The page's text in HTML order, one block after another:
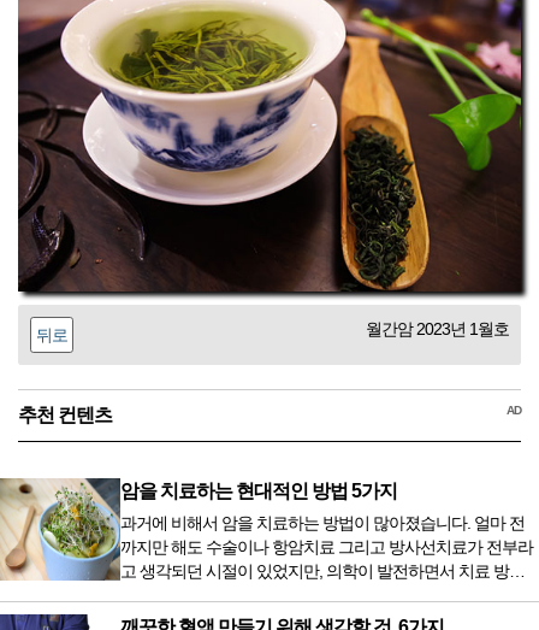
뒤로 월간암 2023년 1월호
추천 컨텐츠 AD
암을 치료하는 현대적인 방법 5가지
과거에 비해서 암을 치료하는 방법이 많아졌습니다. 얼마 전
까지만 해도 수술이나 항암치료 그리고 방사선치료가 전부라
고 생각되던 시절이 있었지만, 의학이 발전하면서 치료 방법
오면서 암을 치료하는 방법이 하나 더 추가되었습니다. 중입